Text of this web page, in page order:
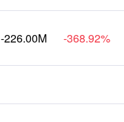
-226.00M -368.92%